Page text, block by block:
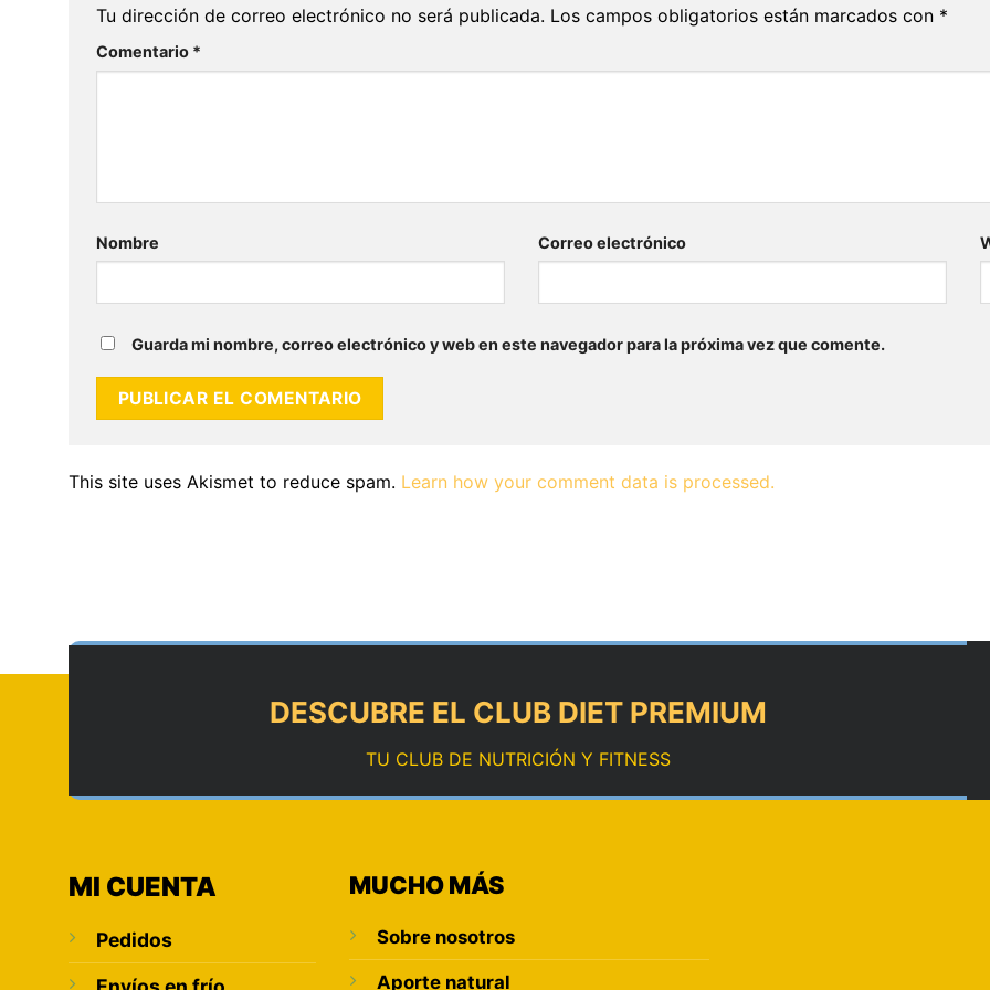
Tu dirección de correo electrónico no será publicada. Los campos obligatorios están marcados con *
Comentario *
Nombre Correo electrónico
Guarda mi nombre, correo electrónico y web en este navegador para la próxima vez que comente.
This site uses Akismet to reduce spam. Learn how your comment data is processed.
DESCUBRE EL CLUB DIET PREMIUM
TU CLUB DE NUTRICIÓN Y FITNESS
MI CUENTA
Pedidos
MUCHO MÁS
Sobre nosotros
Aporte natural